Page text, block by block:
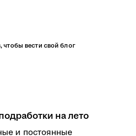
чтобы вести свой блог
на лето
и постоянные